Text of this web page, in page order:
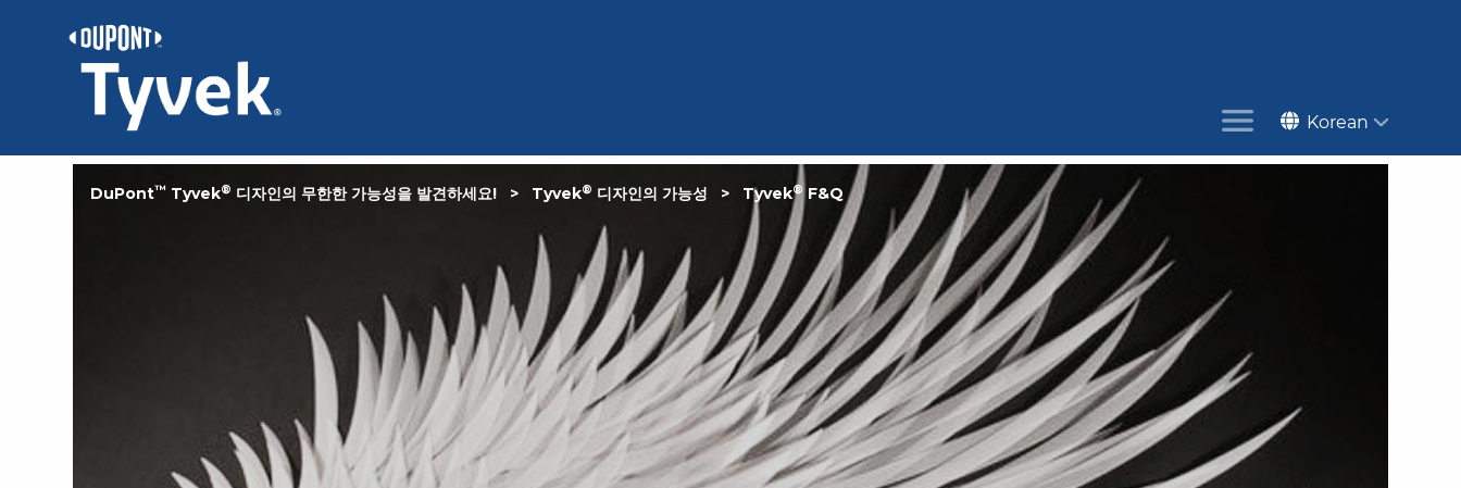
Korean
DuPont™ Tyvek® 디자인의 무한한 가능성을 발견하세요! Tyvek® 디자인의 가능성 Tyvek® F&Q